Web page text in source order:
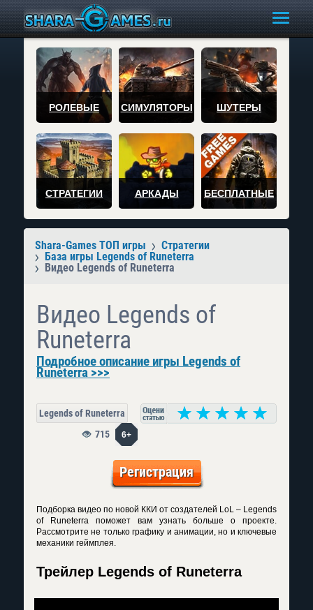
РОЛЕВЫЕ СИМУЛЯТОРЫ ШУТЕРЫ
СТРАТЕГИИ АРКАДЫ БЕСПЛАТНЫЕ
Shara-Games ТОП игры
Стратегии
База игры Legends of Runeterra
Видео Legends of Runeterra
Видео Legends of
Runeterra
Подробное описание игры Legends of
Runeterra >>>
Legends of Runeterra
6+
715
Регистрация
Подборка видео по новой ККИ от создателей LoL – Legends
of Runeterra поможет вам узнать больше о проекте.
Рассмотрите не только графику и анимации, но и ключевые
механики геймплея.
Трейлер Legends of Runeterra